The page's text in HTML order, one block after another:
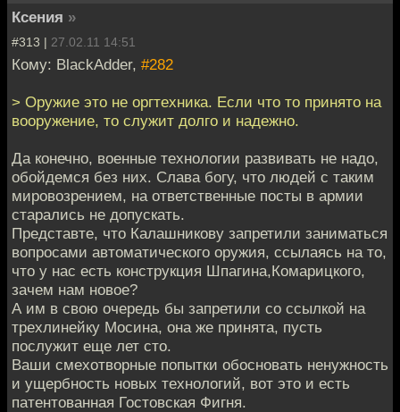
Ксения »
#313 | 27.02.11 14:51
Кому: BlackAdder, #282
> Оружие это не оргтехника. Если что то принято на
вооружение, то служит долго и надежно.
Да конечно, военные технологии развивать не надо,
обойдемся без них. Слава богу, что людей с таким
мировозрением, на ответственные посты в армии
старались не допускать.
Представте, что Калашникову запретили заниматься
вопросами автоматического оружия, ссылаясь на то,
что у нас есть конструкция Шпагина,Комарицкого,
зачем нам новое?
А им в свою очередь бы запретили со ссылкой на
трехлинейку Мосина, она же принята, пусть
послужит еще лет сто.
Ваши смехотворные попытки обосновать ненужность
и ущербность новых технологий, вот это и есть
патентованная Гостовская Фигня.